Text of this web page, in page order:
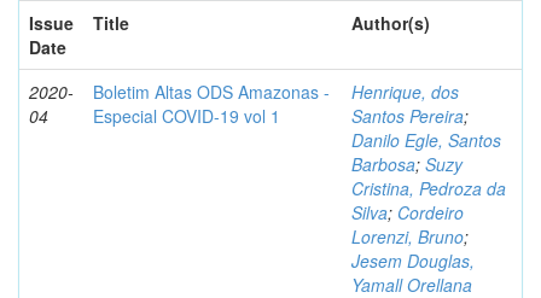
Issue
Date
Title Author(s)
2020-
04
Boletim Altas ODS Amazonas -
Especial COVID-19 vol 1
Henrique, dos
Santos Pereira;
Danilo Egle, Santos
Barbosa; Suzy
Cristina, Pedroza da
Silva; Cordeiro
Lorenzi, Bruno;
Jesem Douglas,
Yamall Orellana